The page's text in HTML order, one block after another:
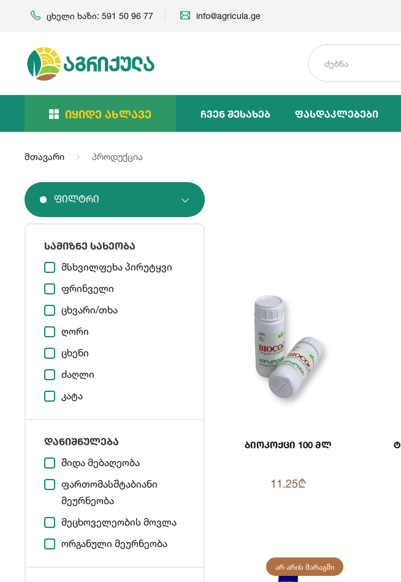
ცხელი ხაზი: 591 50 96 77 info@agricula.ge
Იყიდე Ახლავე Ჩვენ Შესახებ Ფასდაკლებები
მთავარი პროდუქცია
Ფილტრი
სამიზნე სახეობა
მსხვილფეხა პირუტყვი
ფრინველი
ცხვარი/თხა
ღორი
ცხენი
ძაღლი
კატა
დანიშნულება
შიდა მებაღეობა
ფართომასშტაბიანი
მეურნეობა
მეცხოველეობის მოვლა
ორგანული მეურნეობა
Ბიოკოქცი 100 Მლ
11.25₾
ᲐᲠ ᲐᲠᲘᲡ ᲛᲐᲠᲐᲒᲨᲘ